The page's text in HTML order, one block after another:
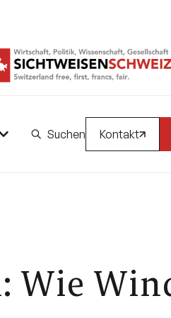
Suchen Kontakt
Wie